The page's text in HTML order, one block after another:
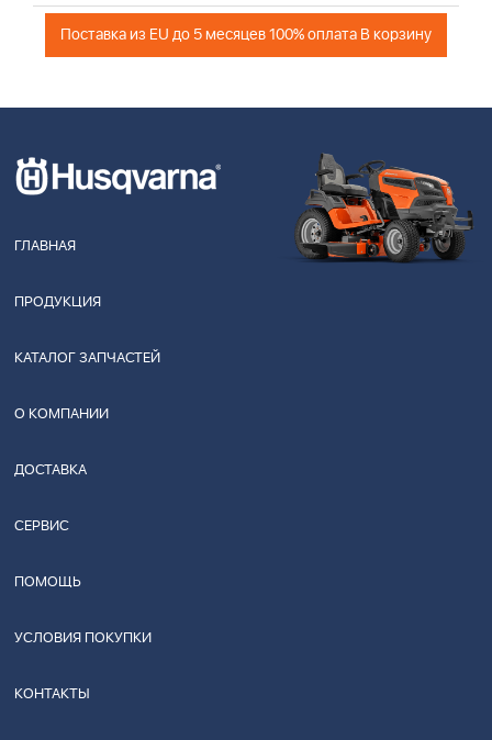
Поставка из EU до 5 месяцев 100% оплата В корзину
ГЛАВНАЯ
ПРОДУКЦИЯ
КАТАЛОГ ЗАПЧАСТЕЙ
О КОМПАНИИ
ДОСТАВКА
СЕРВИС
ПОМОЩЬ
УСЛОВИЯ ПОКУПКИ
КОНТАКТЫ